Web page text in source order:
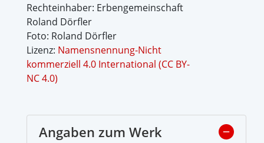
Rechteinhaber: Erbengemeinschaft
Roland Dörfler
Foto: Roland Dörfler
Lizenz: Namensnennung-Nicht
kommerziell 4.0 International (CC BY-
NC 4.0)
Angaben zum Werk